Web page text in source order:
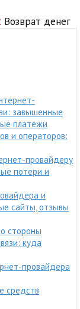
Возврат денег
завышенные
платежи
и операторов:
провайдеру
потери и
и
сайты, отзывы
стороны
куда
провайдера
средств